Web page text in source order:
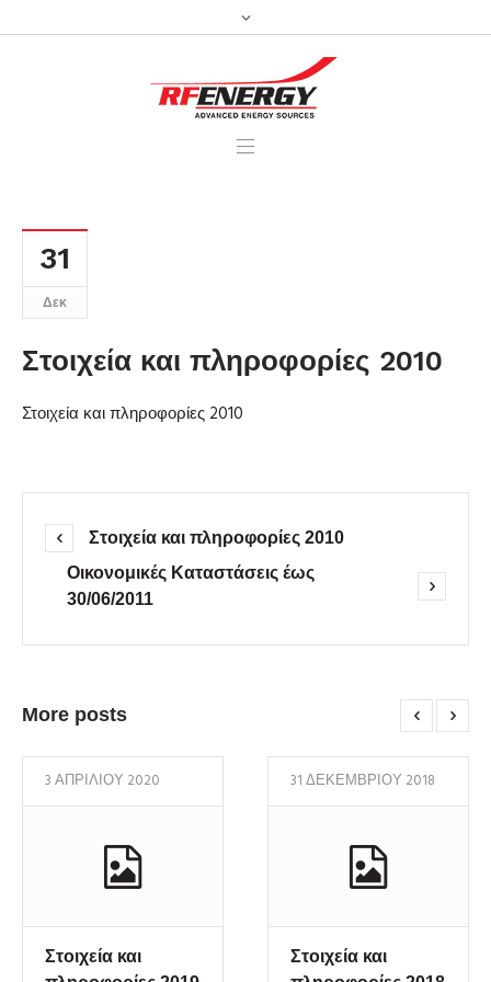
31
Δεκ
Στοιχεία και πληροφορίες 2010
Στοιχεία και πληροφορίες 2010
Στοιχεία και πληροφορίες 2010
Οικονομικές Καταστάσεις έως
30/06/2011
More posts
3 ΑΠΡΙΛΊΟΥ 2020
Στοιχεία και
31 ΔΕΚΕΜΒΡΊΟΥ 2018
Στοιχεία και